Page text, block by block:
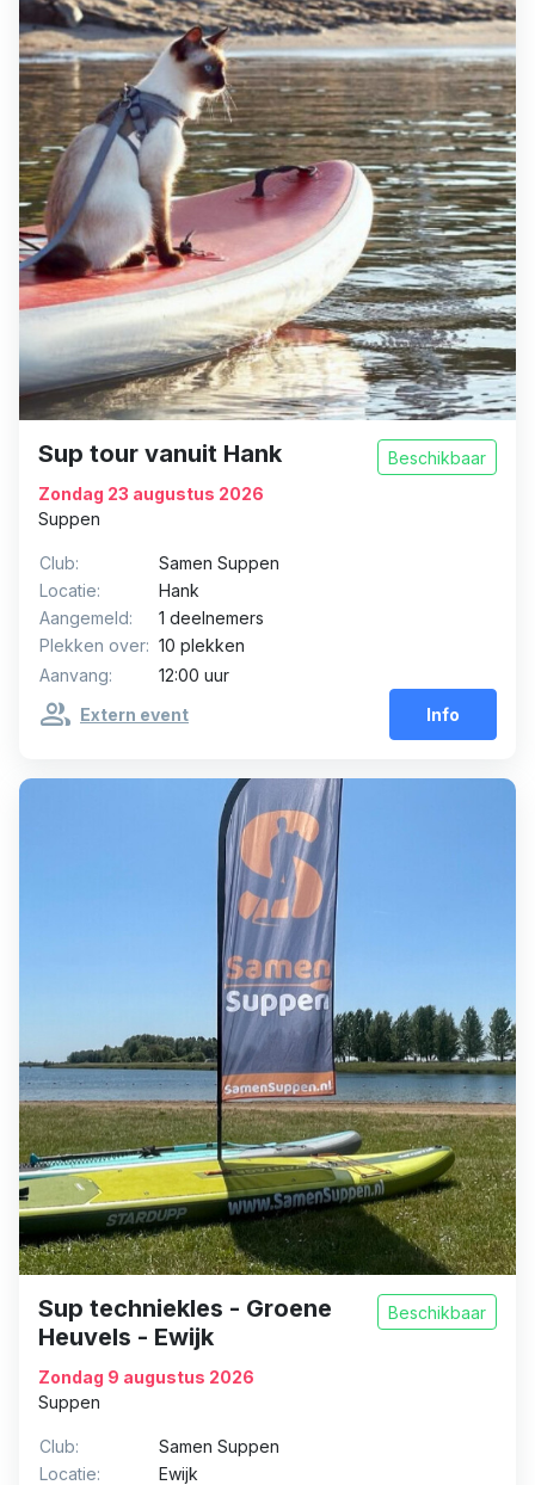
Sup tour vanuit Hank
Zondag 23 augustus 2026
Suppen
Beschikbaar
Club:
Samen Suppen
Locatie:
Hank
Aangemeld:
1 deelnemers
Plekken over: 10 plekken
Aanvang:
12:00 uur
group Extern event Info
Sup techniekles - Groene
Heuvels - Ewijk
Zondag 9 augustus 2026
Suppen
Beschikbaar
Club:
Samen Suppen
Locatie:
Ewijk